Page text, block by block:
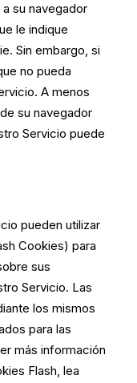
su navegador
le indique
Sin embargo, si
no pueda
A menos
su navegador
Servicio puede
pueden utilizar
Cookies) para
sus
Servicio. Las
los mismos
para las
más información
Flash, lea